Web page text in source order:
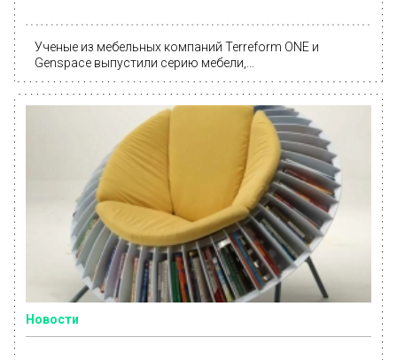
Ученые из мебельных компаний Terreform ONE и
Genspace выпустили серию мебели,...
Новости